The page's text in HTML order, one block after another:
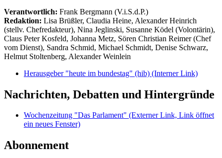
Verantwortlich: Frank Bergmann (V.i.S.d.P.)
Redaktion: Lisa Brüßler, Claudia Heine, Alexander Heinrich
(stellv. Chefredakteur), Nina Jeglinski, Susanne Ködel (Volontärin),
Claus Peter Kosfeld, Johanna Metz, Sören Christian Reimer (Chef
vom Dienst), Sandra Schmid, Michael Schmidt, Denise Schwarz,
Helmut Stoltenberg, Alexander Weinlein
Herausgeber "heute im bundestag" (hib) (Interner Link)
Nachrichten, Debatten und Hintergründe
Wochenzeitung "Das Parlament" (Externer Link, Link öffnet
ein neues Fenster)
Abonnement